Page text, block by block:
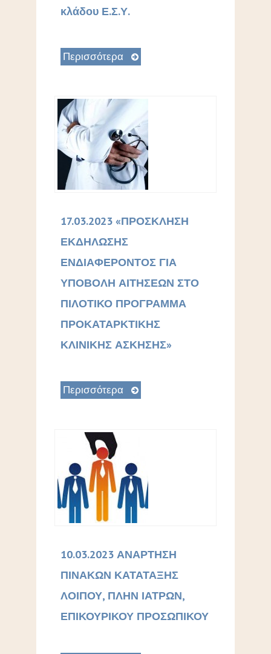
κλάδου Ε.Σ.Υ.
Περισσότερα
17.03.2023 «ΠΡΟΣΚΛΗΣΗ
ΕΚΔΗΛΩΣΗΣ
ΕΝΔΙΑΦΕΡΟΝΤΟΣ ΓΙΑ
ΥΠΟΒΟΛΗ ΑΙΤΗΣΕΩΝ ΣΤΟ
ΠΙΛΟΤΙΚΟ ΠΡΟΓΡΑΜΜΑ
ΠΡΟΚΑΤΑΡΚΤΙΚΗΣ
ΚΛΙΝΙΚΗΣ ΑΣΚΗΣΗΣ»
Περισσότερα
10.03.2023 ΑΝΑΡΤΗΣΗ
ΠΙΝΑΚΩΝ ΚΑΤΑΤΑΞΗΣ
ΛΟΙΠΟΥ, ΠΛΗΝ ΙΑΤΡΩΝ,
ΕΠΙΚΟΥΡΙΚΟΥ ΠΡΟΣΩΠΙΚΟΥ